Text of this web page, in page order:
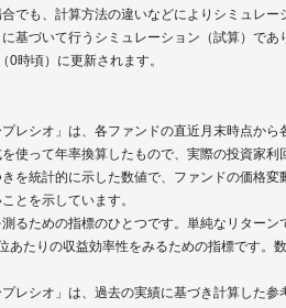
でも、計算方法の違いなどによりシミュレ
基づいて行うシミュレーション（試算）で
時頃）に更新されます。
レシオ」は、各ファンドの直近月末時点か
使って年率換算したもので、実際の投資家利
を統計的に示した数値で、ファンドの価格
とを示しています。
るための指標のひとつです。単純なリター
あたりの収益効率性をみるための指標です
レシオ」は、過去の実績に基づき計算した